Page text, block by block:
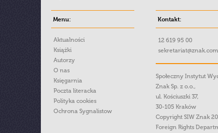
Menu:
Aktualności
Książki
Autorzy
O nas
Księgarnia
Poczta literacka
Polityka cookies
Ochrona Sygnalistow
Kontakt:
12 619 95 00
Społeczny Instytut
Znak Sp. z o.o.,
ul. Kościuszki 37,
30-105 Kraków
Copyright SIW Znak
Foreign Rights